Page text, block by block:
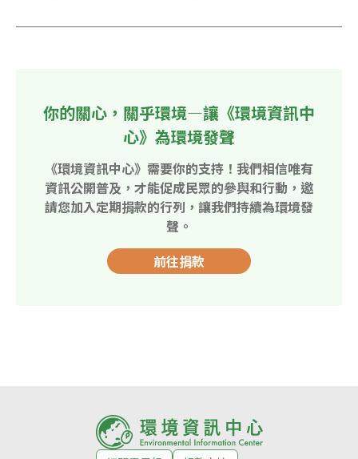
你的關心，關乎環境—讓《環境資訊中
心》為環境發聲
《環境資訊中心》需要你的支持！我們相信唯有
資訊公開普及，才能促成民眾的參與和行動，邀
請您加入定期捐款的行列，讓我們持續為環境發
聲。
前往捐款